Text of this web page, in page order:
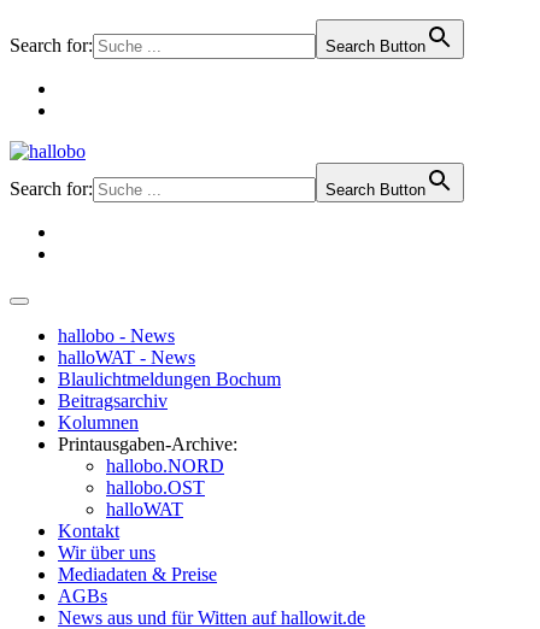
Search for: Search Button
Search for: Search Button
hallobo - News
halloWAT - News
Blaulichtmeldungen Bochum
Beitragsarchiv
Kolumnen
Printausgaben-Archive:
hallobo.NORD
hallobo.OST
halloWAT
Kontakt
Wir über uns
Mediadaten & Preise
AGBs
News aus und für Witten auf hallowit.de